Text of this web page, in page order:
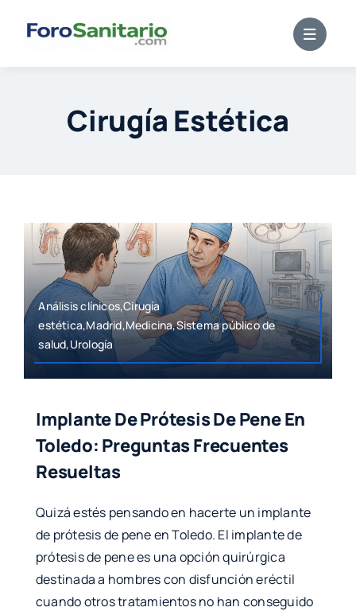
Cirugía Estética
Análisis clínicos,Cirugía
estética,Madrid,Medicina,Sistema público de
salud,Urología
Implante De Prótesis De Pene En
Toledo: Preguntas Frecuentes
Resueltas
Quizá estés pensando en hacerte un implante
de prótesis de pene en Toledo. El implante de
prótesis de pene es una opción quirúrgica
destinada a hombres con disfunción eréctil
cuando otros tratamientos no han conseguido